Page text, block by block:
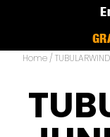
Home/